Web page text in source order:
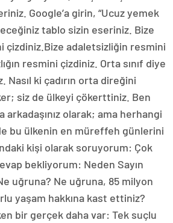
Google’a girin, “Ucuz yemek
tablo sizin eseriniz. Bize
çizdiniz.Bize adaletsizliğin resmini
resmini çizdiniz. Orta sınıf diye
Nasıl ki çadırın orta direğini
siz de ülkeyi çökerttiniz. Ben
arkadaşınız olarak; ama herhangi
bu ülkenin en müreffeh günlerini
kişi olarak soruyorum: Çok
bekliyorum: Neden Sayın
uğruna? Ne uğruna, 85 milyon
yaşam hakkına kast ettiniz?
bir gerçek daha var: Tek suçlu